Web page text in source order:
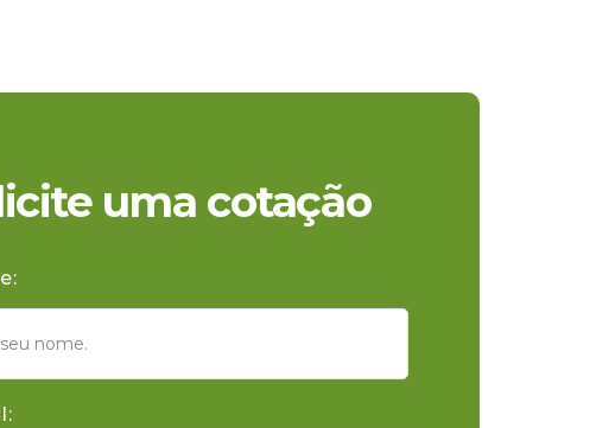
uma cotação